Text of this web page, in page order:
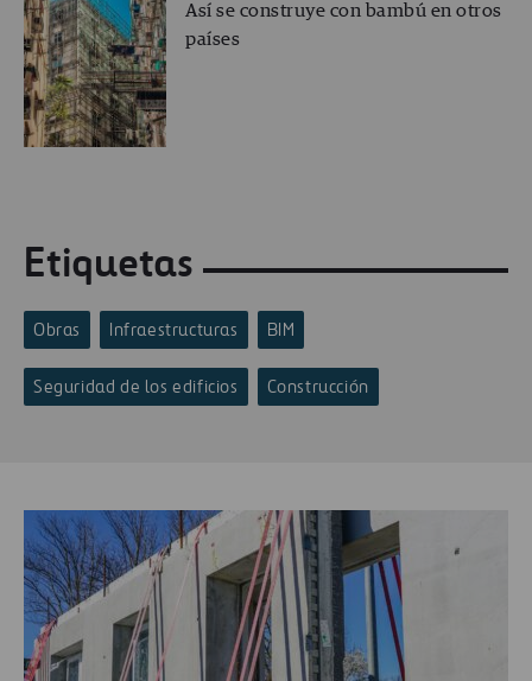
Así se construye con bambú en otros
países
Etiquetas
Obras Infraestructuras BIM
Seguridad de los edificios Construcción